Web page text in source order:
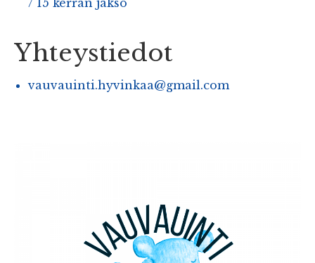
/ 15 kerran jakso
Yhteystiedot
vauvauinti.hyvinkaa@gmail.com